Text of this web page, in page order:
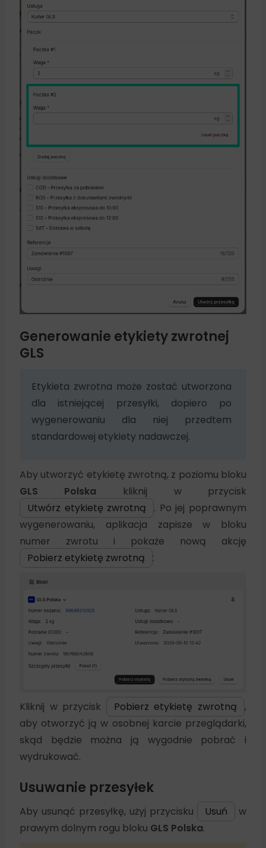
Generowanie etykiety zwrotnej
GLS
Etykieta zwrotna może zostać utworzona
dla istniejącej przesyłki, dopiero po
wygenerowaniu dla niej przedtem
standardowej etykiety nadawczej.
Aby utworzyć etykietę zwrotną, z poziomu bloku
GLS Polska kliknij w przycisk
Utwórz etykietę zwrotną
. Po jej poprawnym
wygenerowaniu, aplikacja zapisze w bloku
numer zwrotu i pokaże nową akcję
Pobierz etykietę zwrotną
:
Kliknij w przycisk Pobierz etykietę zwrotną
,
aby otworzyć ją w osobnej karcie przeglądarki,
skąd będzie można ją wygodnie pobrać i
wydrukować.
Usuwanie przesyłek
Aby usunąć przesyłkę, użyj przycisku Usuń
w
prawym dolnym rogu bloku GLS Polska.